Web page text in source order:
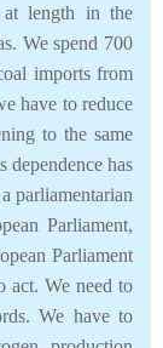
at length in the
We spend 700
imports from
have to reduce
to the same
dependence has
parliamentarian
Parliament,
Parliament
act. We need to
We have to